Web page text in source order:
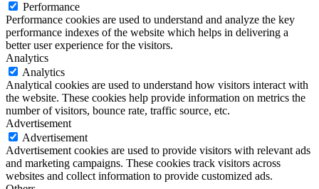
Performance
Performance cookies are used to understand and analyze the key
performance indexes of the website which helps in delivering a
better user experience for the visitors.
Analytics
Analytics
Analytical cookies are used to understand how visitors interact with
the website. These cookies help provide information on metrics the
number of visitors, bounce rate, traffic source, etc.
Advertisement
Advertisement
Advertisement cookies are used to provide visitors with relevant ads
and marketing campaigns. These cookies track visitors across
websites and collect information to provide customized ads.